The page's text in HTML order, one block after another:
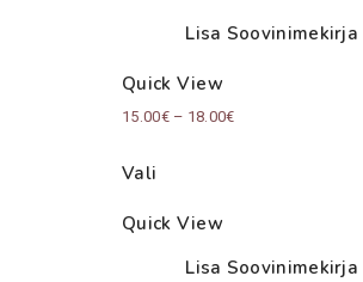
Lisa Soovinimekirja
Quick View
15.00€ – 18.00€Price
Vali
Quick View
Lisa Soovinimekirja